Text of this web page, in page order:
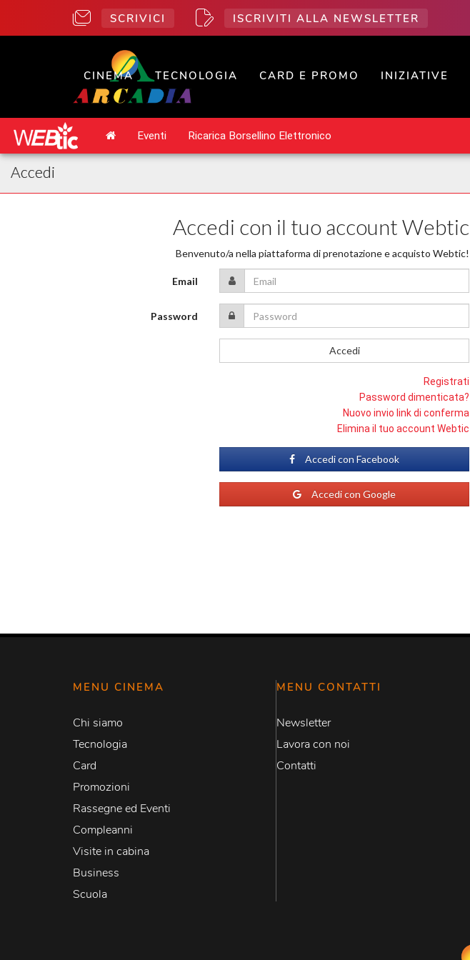
SCRIVICI ISCRIVITI ALLA NEWSLETTER
CINEMA TECNOLOGIA CARD E PROMO INIZIATIVE
MENU CINEMA
Chi siamo
Tecnologia
Card
Promozioni
Rassegne ed Eventi
Compleanni
Visite in cabina
Business
Scuola
MENU CONTATTI
Newsletter
Lavora con noi
Contatti